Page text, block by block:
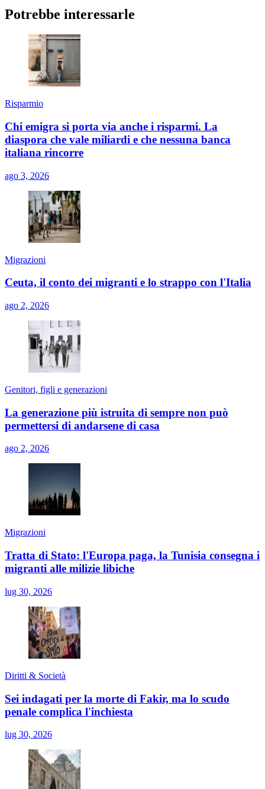
Potrebbe interessarle
Risparmio
Chi emigra si porta via anche i risparmi. La
diaspora che vale miliardi e che nessuna banca
italiana rincorre
ago 3, 2026
Migrazioni
Ceuta, il conto dei migranti e lo strappo con l'Italia
ago 2, 2026
Genitori, figli e generazioni
La generazione più istruita di sempre non può
permettersi di andarsene di casa
ago 2, 2026
Migrazioni
Tratta di Stato: l'Europa paga, la Tunisia consegna i
migranti alle milizie libiche
lug 30, 2026
Diritti & Società
Sei indagati per la morte di Fakir, ma lo scudo
penale complica l'inchiesta
lug 30, 2026